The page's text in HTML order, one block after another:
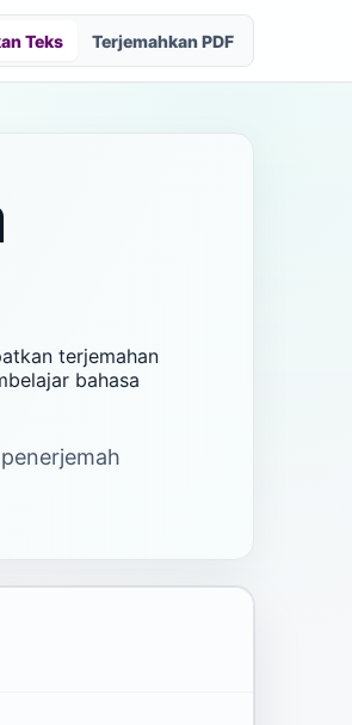
Teks Terjemahkan PDF
terjemahan
bahasa